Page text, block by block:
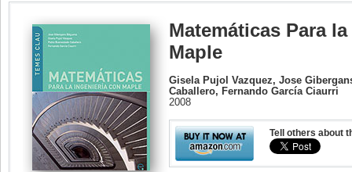
Matemáticas Para
Maple
Gisela Pujol Vazquez, Jose
Caballero, Fernando García Ciaurri
2008
Tell others about